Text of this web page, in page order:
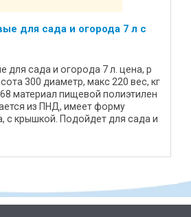
для сада и огорода 7 л с
для сада и огорода 7 л. цена, р
300 диаметр, макс 220 вес, кг
материал пищевой полиэтилен
из ПНД, имеет форму
с крышкой. Подойдет для сада и